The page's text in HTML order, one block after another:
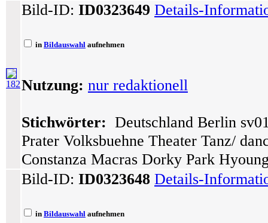
182
Bild-ID: ID0323649 Details-
in Bildauswahl aufnehmen
Nutzung: nur redaktionell
Stichwörter: Deutschland Berlin
Prater Volksbuehne Theater Tanz/
Constanza Macras Dorky Park
Bild-ID: ID0323648 Details-
in Bildauswahl aufnehmen